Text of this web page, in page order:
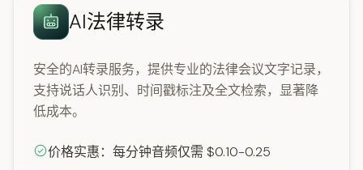
AI法律转录
安全的AI转录服务，提供专业的法律会议文字记录，
支持说话人识别、时间戳标注及全文检索，显著降
低成本。
价格实惠：每分钟音频仅需 $0.10-0.25